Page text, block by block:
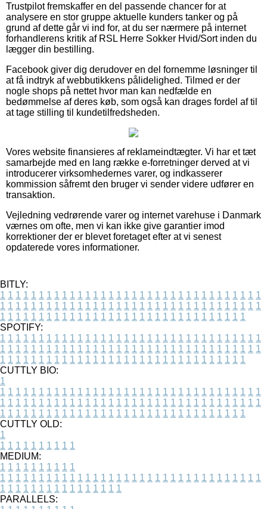
Trustpilot fremskaffer en del passende chancer for at
analysere en stor gruppe aktuelle kunders tanker og på
grund af dette går vi ind for, at du ser nærmere på internet
forhandlerens kritik af RSL Herre Sokker Hvid/Sort inden du
lægger din bestilling.
Facebook giver dig derudover en del fornemme løsninger til
at få indtryk af webbutikkens pålidelighed. Tilmed er der
nogle shops på nettet hvor man kan nedfælde en
bedømmelse af deres køb, som også kan drages fordel af til
at tage stilling til kundetilfredsheden.
Vores website finansieres af reklameindtægter. Vi har et tæt
samarbejde med en lang række e-forretninger derved at vi
introducerer virksomhedernes varer, og indkasserer
kommission såfremt den bruger vi sender videre udfører en
transaktion.
Vejledning vedrørende varer og internet varehuse i Danmark
værnes om ofte, men vi kan ikke give garantier imod
korrektioner der er blevet foretaget efter at vi senest
opdaterede vores informationer.
BITLY:
1 1 1 1 1 1 1 1 1 1 1 1 1 1 1 1 1 1 1 1 1 1 1 1 1 1 1 1 1 1 1 1 1 1
1 1 1 1 1 1 1 1 1 1 1 1 1 1 1 1 1 1 1 1 1 1 1 1 1 1 1 1 1 1 1 1 1 1
1 1 1 1 1 1 1 1 1 1 1 1 1 1 1 1 1 1 1 1 1 1 1 1 1 1 1 1 1 1 1 1
SPOTIFY:
1 1 1 1 1 1 1 1 1 1 1 1 1 1 1 1 1 1 1 1 1 1 1 1 1 1 1 1 1 1 1 1 1 1
1 1 1 1 1 1 1 1 1 1 1 1 1 1 1 1 1 1 1 1 1 1 1 1 1 1 1 1 1 1 1 1 1 1
1 1 1 1 1 1 1 1 1 1 1 1 1 1 1 1 1 1 1 1 1 1 1 1 1 1 1 1 1 1 1 1
CUTTLY BIO:
1
1 1 1 1 1 1 1 1 1 1 1 1 1 1 1 1 1 1 1 1 1 1 1 1 1 1 1 1 1 1 1 1 1 1
1 1 1 1 1 1 1 1 1 1 1 1 1 1 1 1 1 1 1 1 1 1 1 1 1 1 1 1 1 1 1 1 1 1
1 1 1 1 1 1 1 1 1 1 1 1 1 1 1 1 1 1 1 1 1 1 1 1 1 1 1 1 1 1 1 1
CUTTLY OLD:
1
1 1 1 1 1 1 1 1 1 1
MEDIUM:
1 1 1 1 1 1 1 1 1 1
1 1 1 1 1 1 1 1 1 1 1 1 1 1 1 1 1 1 1 1 1 1 1 1 1 1 1 1 1 1 1 1 1 1
1 1 1 1 1 1 1 1 1 1 1 1 1 1 1 1
PARALLELS: